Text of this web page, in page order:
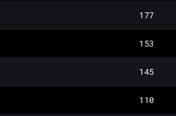
177
153
145
110